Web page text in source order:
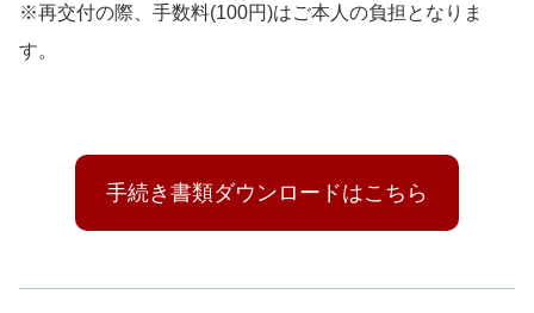
※再交付の際、手数料(100円)はご本人の負担となりま
す。
手続き書類ダウンロードはこちら